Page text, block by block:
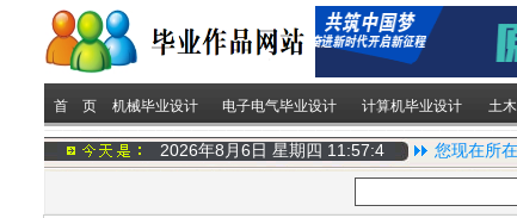
首 页 机械毕业设计 电子电气毕业设计 计算机毕业设计 土
2026年8月6日 星期四 11:57:5 您现在所